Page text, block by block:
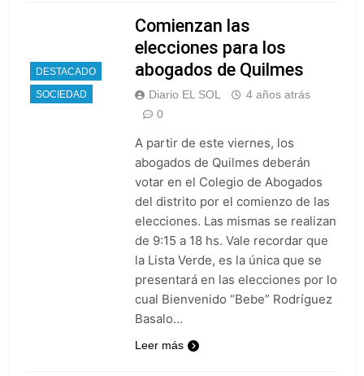
DESTACADO
SOCIEDAD
Comienzan las
elecciones para los
abogados de Quilmes
Diario EL SOL
4 años atrás
0
A partir de este viernes, los
abogados de Quilmes deberán
votar en el Colegio de Abogados
del distrito por el comienzo de las
elecciones. Las mismas se realizan
de 9:15 a 18 hs. Vale recordar que
la Lista Verde, es la única que se
presentará en las elecciones por lo
cual Bienvenido “Bebe” Rodríguez
Basalo…
Leer más